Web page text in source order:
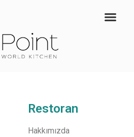
Restoran
Hakkımızda